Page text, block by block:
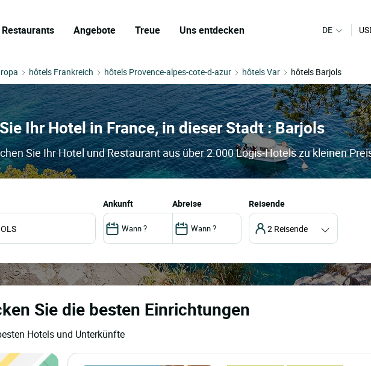
Angebote Treue Uns entdecken DE
hôtels Frankreich hôtels Provence-alpes-cote-d-azur hôtels Var hôtels Barjols
Ihr Hotel in France, in dieser Stadt : Barjols
Sie Ihr Hotel und Restaurant aus über 2.000 Logis-Hotels zu kleinen
ankunft abreise Reisende
2 Reisende
Sie die besten Einrichtungen
Hotels und Unterkünfte